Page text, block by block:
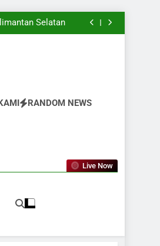
Sesungguhnya
Selatan
Agustus
RANDOM NEWS
Live Now